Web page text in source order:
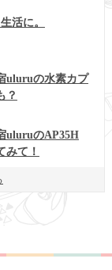
活に。
uluruの水素カプ
？
uluruのAP35H
みて！